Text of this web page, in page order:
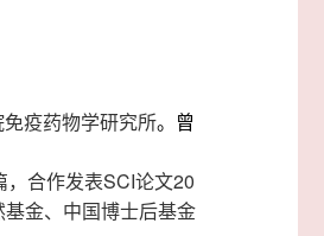
疫药物学研究所。曾
，合作发表SCI论文20
金、中国博士后基金